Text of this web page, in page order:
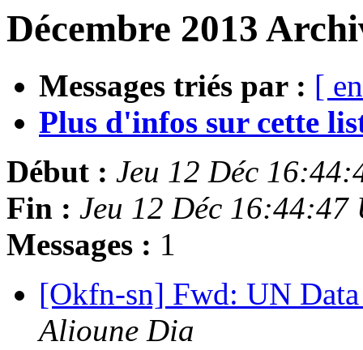
Décembre 2013
Messages triés par : [
Plus d'infos sur cette
Début : Jeu 12 Déc
Fin : Jeu 12 Déc 16:44:47
Messages : 1
[Okfn-sn] Fwd: UN
Alioune Dia